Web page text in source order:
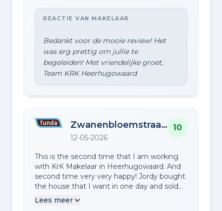
REACTIE VAN MAKELAAR
Bedankt voor de mooie review! Het
was erg prettig om jullie te
begeleiden! Met vriendelijke groet,
Zwanenbloemstraat 47
12-05-2026
10
This is the second time that I am working
with KrK Makelaar in Heerhugowaard. And
second time very very happy! Jordy bought
the house that I want in one day and sold
my house in four days! Amazing! I also use
Lees meer